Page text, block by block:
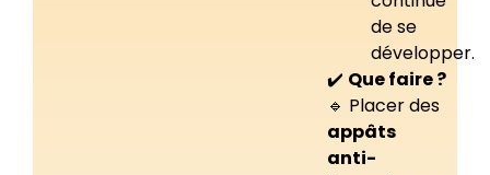
de se
développer.
✔️ Que faire ?
🔹 Placer des
appâts
anti-